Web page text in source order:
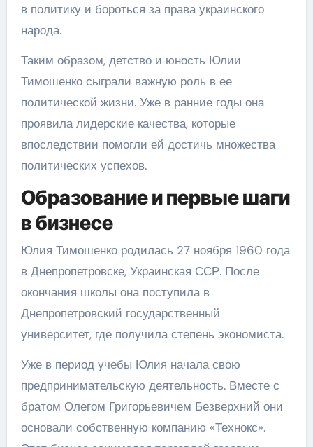
в политику и бороться за права украинского
народа.
Таким образом, детство и юность Юлии
Тимошенко сыграли важную роль в ее
политической жизни. Уже в ранние годы она
проявила лидерские качества, которые
впоследствии помогли ей достичь множества
политических успехов.
Образование и первые шаги
в бизнесе
Юлия Тимошенко родилась 27 ноября 1960 года
в Днепропетровске, Украинская ССР. После
окончания школы она поступила в
Днепропетровский государственный
университет, где получила степень экономиста.
Уже в период учебы Юлия начала свою
предпринимательскую деятельность. Вместе с
братом Олегом Григорьевичем Безверхний они
основали собственную компанию «Технокс».